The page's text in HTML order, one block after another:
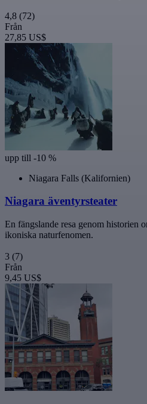
4,8 (72)
Från
27,85 US$
upp till -10 %
Niagara Falls (Kalifornien)
Niagara äventyrsteater
En fängslande resa genom historien
ikoniska naturfenomen.
3 (7)
Från
9,45 US$